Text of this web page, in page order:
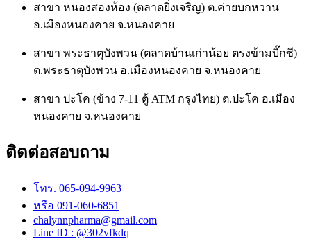
สาขา หนองสองห้อง (ตลาดยิ่งเจริญ) ต.ค่ายบกหวาน
อ.เมืองหนองคาย จ.หนองคาย
สาขา พระธาตุบังพวน (ตลาดบ้านเก่าน้อย ตรงข้ามบิ๊กซี)
ต.พระธาตุบังพวน อ.เมืองหนองคาย จ.หนองคาย
สาขา ปะโค (ข้าง 7-11 ตู้ ATM กรุงไทย) ต.ปะโค อ.เมือง
หนองคาย จ.หนองคาย
ติดต่อสอบถาม
โทร. 065-094-9963
หรือ 091-060-6851
chalynnpharma@gmail.com
Line ID : @302vfkdq